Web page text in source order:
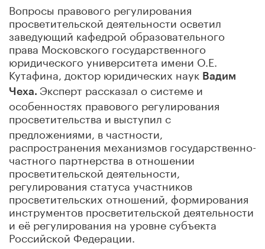
Вопросы правового регулирования
просветительской деятельности осветил
заведующий кафедрой образовательного
права Московского государственного
юридического университета имени О.Е.
Кутафина, доктор юридических наук Вадим
Чеха. Эксперт рассказал о системе и
особенностях правового регулирования
просветительства и выступил с
предложениями, в частности,
распространения механизмов государственно-
частного партнерства в отношении
просветительской деятельности,
регулирования статуса участников
просветительских отношений, формирования
инструментов просветительской деятельности
и её регулирования на уровне субъекта
Российской Федерации.